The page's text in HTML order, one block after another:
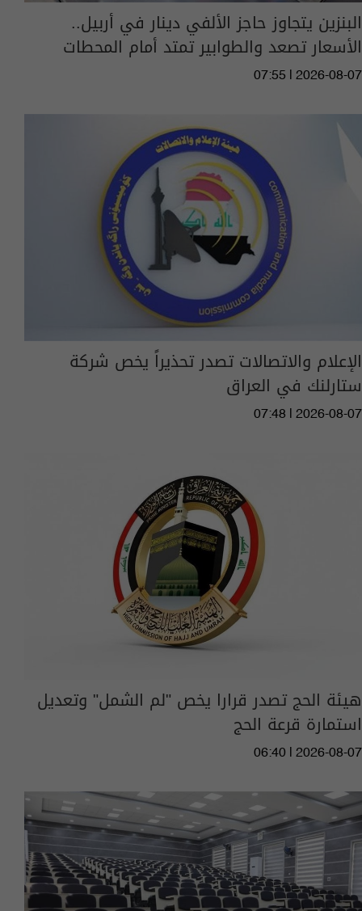
البنزين يتجاوز حاجز الألفي دينار في أربيل..
الأسعار تصعد والطوابير تمتد أمام المحطات
07:55 | 2026-08-07
الإعلام والاتصالات تصدر تحذيراً يخص شركة
ستارلنك في العراق
07:48 | 2026-08-07
هيئة الحج تصدر قرارا يخص "لم الشمل" وتعديل
استمارة قرعة الحج
06:40 | 2026-08-07